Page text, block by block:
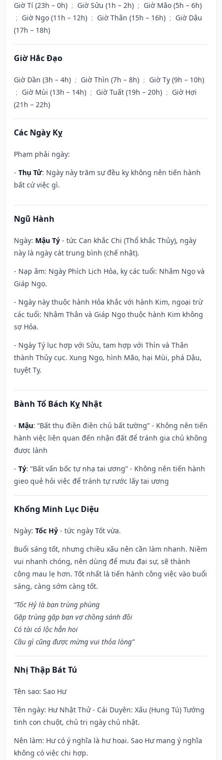
Giờ Tí (23h – 0h) ; Giờ Sửu (1h – 2h) ; Giờ Mão (5h – 6h)
; Giờ Ngọ (11h – 12h) ; Giờ Thân (15h – 16h) ; Giờ Dậu
(17h – 18h)
Giờ Hắc Đạo
Giờ Dần (3h – 4h) ; Giờ Thìn (7h – 8h) ; Giờ Tỵ (9h – 10h)
; Giờ Mùi (13h – 14h) ; Giờ Tuất (19h – 20h) ; Giờ Hợi
(21h – 22h)
Các Ngày Kỵ
Phạm phải ngày:
- Thụ Tử: Ngày này trăm sự đều kỵ không nên tiến hành
bất cứ việc gì.
Ngũ Hành
Ngày: Mậu Tý - tức Can khắc Chi (Thổ khắc Thủy), ngày
này là ngày cát trung bình (chế nhật).
- Nạp âm: Ngày Phích Lịch Hỏa, kỵ các tuổi: Nhâm Ngọ và
Giáp Ngọ.
- Ngày này thuộc hành Hỏa khắc với hành Kim, ngoại trừ
các tuổi: Nhâm Thân và Giáp Ngọ thuộc hành Kim không
sợ Hỏa.
- Ngày Tý lục hợp với Sửu, tam hợp với Thìn và Thân
thành Thủy cục. Xung Ngọ, hình Mão, hại Mùi, phá Dậu,
tuyệt Tỵ.
Bành Tổ Bách Kỵ Nhật
- Mậu: “Bất thụ điền điền chủ bất tường” - Không nên tiến
hành việc liên quan đến nhận đất để tránh gia chủ không
được lành
- Tý: “Bất vấn bốc tự nhạ tai ương” - Không nên tiến hành
gieo quẻ hỏi việc để tránh tự rước lấy tai ương
Khổng Minh Lục Diệu
Ngày: Tốc Hỷ - tức ngày Tốt vừa.
Buổi sáng tốt, nhưng chiều xấu nên cần làm nhanh. Niềm
vui nhanh chóng, nên dùng để mưu đại sự, sẽ thành
công mau lẹ hơn. Tốt nhất là tiến hành công việc vào buổi
sáng, càng sớm càng tốt.
“Tốc Hỷ là bạn trùng phùng
Gặp trùng gặp bạn vợ chồng sánh đôi
Có tài có lộc hẳn hoi
Cầu gì cũng được mừng vui thỏa lòng”
Nhị Thập Bát Tú
Tên sao: Sao Hư
Tên ngày: Hư Nhật Thử - Cái Duyên: Xấu (Hung Tú) Tướng
tinh con chuột, chủ trị ngày chủ nhật.
Nên làm: Hư có ý nghĩa là hư hoại. Sao Hư mang ý nghĩa
không có việc chi hợp.